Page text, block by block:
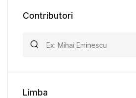
Contributori
Limba